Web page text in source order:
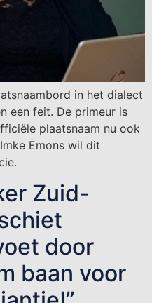
in het dialect
een feit. De primeur is
plaatsnaam nu ook
Emons wil dit
Zuid-
door
baan voor